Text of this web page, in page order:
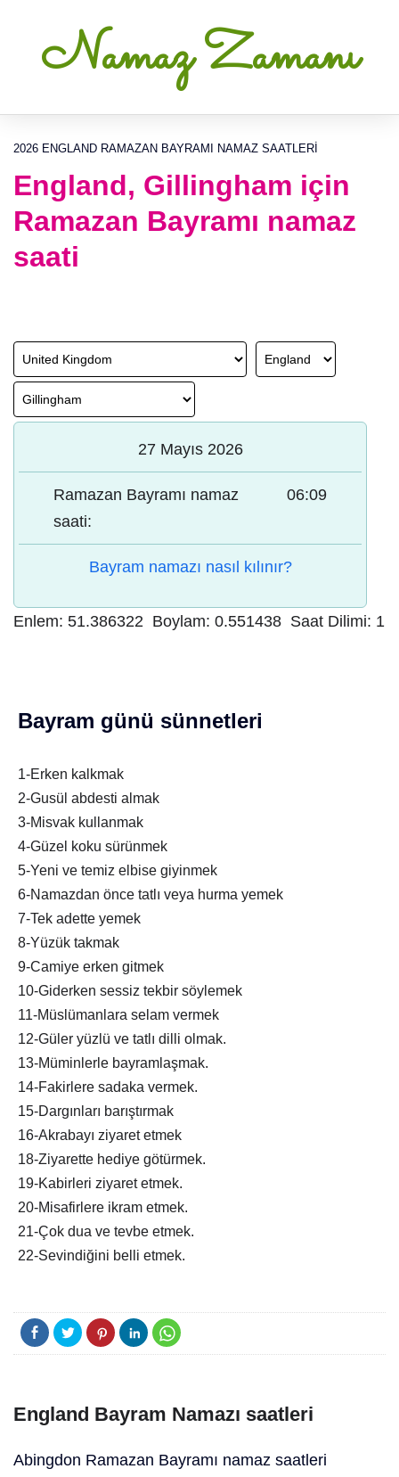
Namaz Zamanı
2026 ENGLAND RAMAZAN BAYRAMI NAMAZ SAATLERI
England, Gillingham için
Ramazan Bayramı namaz
saati
27 Mayıs 2026
Ramazan Bayramı namaz
saati:
06:09
Bayram namazı nasıl kılınır?
Enlem: 51.386322 Boylam: 0.551438 Saat Dilimi: 1
Bayram günü sünnetleri
1-Erken kalkmak
2-Gusül abdesti almak
3-Misvak kullanmak
4-Güzel koku sürünmek
5-Yeni ve temiz elbise giyinmek
6-Namazdan önce tatlı veya hurma yemek
7-Tek adette yemek
8-Yüzük takmak
9-Camiye erken gitmek
10-Giderken sessiz tekbir söylemek
11-Müslümanlara selam vermek
12-Güler yüzlü ve tatlı dilli olmak.
13-Müminlerle bayramlaşmak.
14-Fakirlere sadaka vermek.
15-Dargınları barıştırmak
16-Akrabayı ziyaret etmek
18-Ziyarette hediye götürmek.
19-Kabirleri ziyaret etmek.
20-Misafirlere ikram etmek.
21-Çok dua ve tevbe etmek.
22-Sevindiğini belli etmek.
England Bayram Namazı saatleri
Abingdon Ramazan Bayramı namaz saatleri